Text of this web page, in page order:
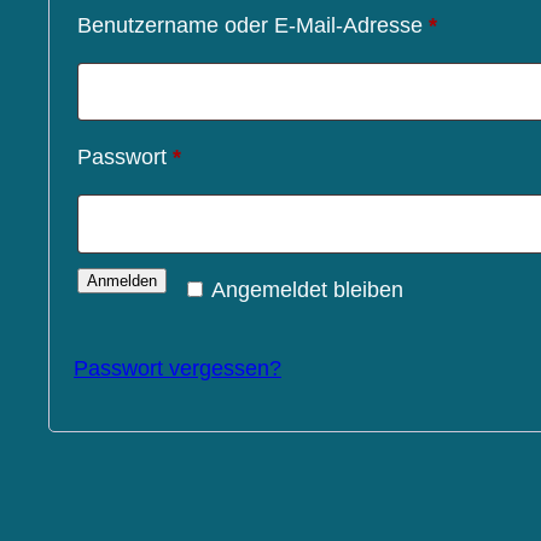
Benutzername oder E-Mail-Adresse *Erforderlich
Passwort *Erforderlich
Angemeldet bleiben
Anmelden
Passwort vergessen?